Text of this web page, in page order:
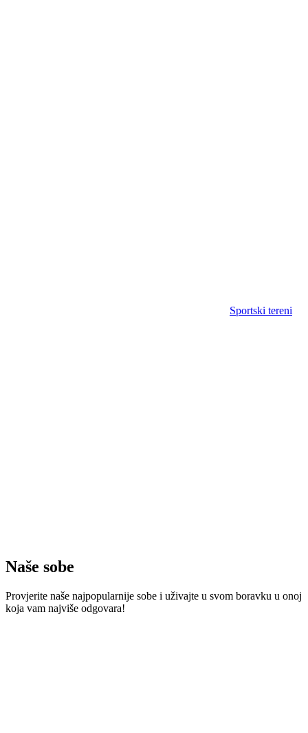
Sportski tereni
Naše sobe
Provjerite naše najpopularnije sobe i uživajte u svom boravku u onoj
koja vam najviše odgovara!